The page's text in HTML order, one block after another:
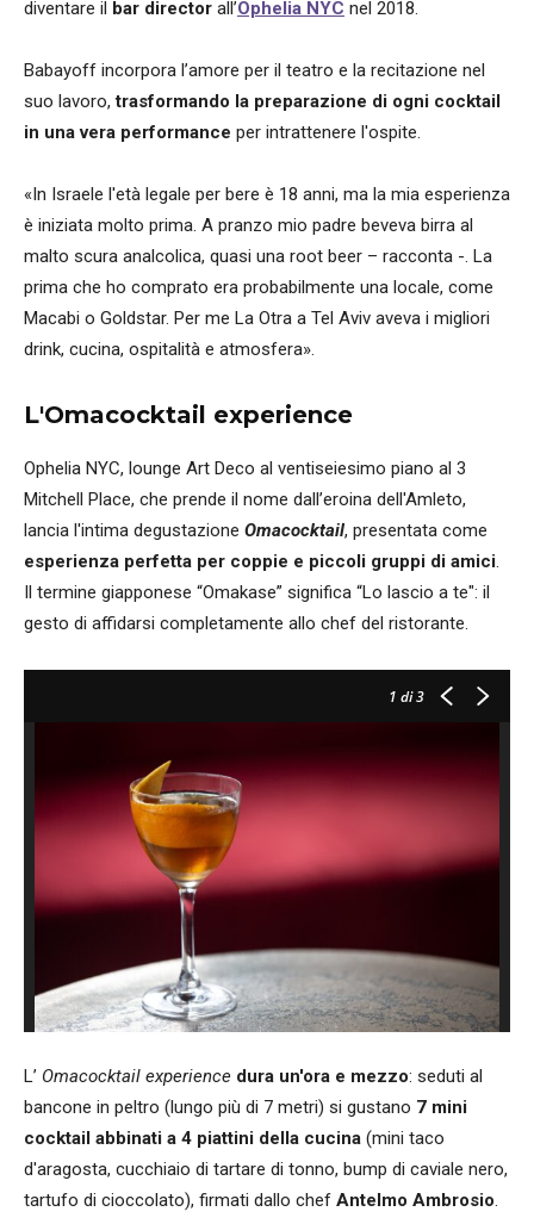
diventare il bar director all’Ophelia NYC nel 2018.
Babayoff incorpora l’amore per il teatro e la recitazione nel
suo lavoro,trasformando la preparazione di ogni cocktail
in una vera performance per intrattenere l'ospite.
«In Israele l'età legale per bere è 18 anni, ma la mia esperienza
è iniziata molto prima. A pranzo mio padre beveva birra al
malto scura analcolica, quasi una root beer – racconta -. La
prima che ho comprato era probabilmente una locale, come
Macabi o Goldstar. Per me La Otra a Tel Aviv aveva i migliori
drink, cucina, ospitalità e atmosfera».
L'Omacocktail experience
Ophelia NYC, lounge Art Deco al ventiseiesimo piano al 3
Mitchell Place, che prende il nome dall’eroina dell'Amleto,
lancia l'intima degustazione Omacocktail, presentata come
esperienza perfetta per coppie e piccoli gruppi di amici.
Il termine giapponese “Omakase” significa “Lo lascio a te": il
gesto di affidarsi completamente allo chef del ristorante.
1 di 3
L’ Omacocktail experience dura un'ora e mezzo: seduti al
bancone in peltro (lungo più di 7 metri) si gustano 7 mini
cocktail abbinati a 4 piattini della cucina (mini taco
d'aragosta, cucchiaio di tartare di tonno, bump di caviale nero,
tartufo di cioccolato), firmati dallo chef Antelmo Ambrosio.